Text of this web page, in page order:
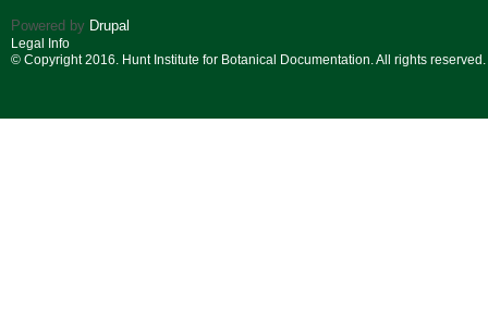
Powered by Drupal
Legal Info
© Copyright 2016. Hunt Institute for Botanical Documentation. All rights reserved.